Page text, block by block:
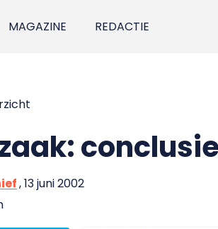
MAGAZINE REDACTIE
, 13 juni 2002